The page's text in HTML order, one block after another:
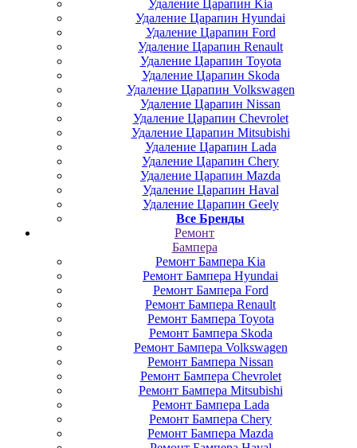
Удаление Царапин Kia
Удаление Царапин Hyundai
Удаление Царапин Ford
Удаление Царапин Renault
Удаление Царапин Toyota
Удаление Царапин Skoda
Удаление Царапин Volkswagen
Удаление Царапин Nissan
Удаление Царапин Chevrolet
Удаление Царапин Mitsubishi
Удаление Царапин Lada
Удаление Царапин Chery
Удаление Царапин Mazda
Удаление Царапин Haval
Удаление Царапин Geely
Все Бренды
Ремонт
Бампера
Ремонт Бампера Kia
Ремонт Бампера Hyundai
Ремонт Бампера Ford
Ремонт Бампера Renault
Ремонт Бампера Toyota
Ремонт Бампера Skoda
Ремонт Бампера Volkswagen
Ремонт Бампера Nissan
Ремонт Бампера Chevrolet
Ремонт Бампера Mitsubishi
Ремонт Бампера Lada
Ремонт Бампера Chery
Ремонт Бампера Mazda